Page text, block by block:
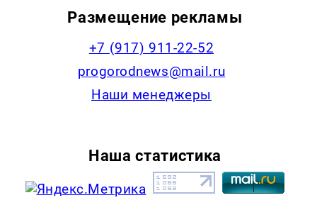
Размещение рекламы
+7 (917) 911-22-52
progorodnews@mail.ru
Наши менеджеры
Наша статистика